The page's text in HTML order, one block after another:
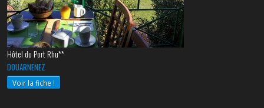
Hôtel du Port Rhu**
DOUARNENEZ
Voir la fiche !